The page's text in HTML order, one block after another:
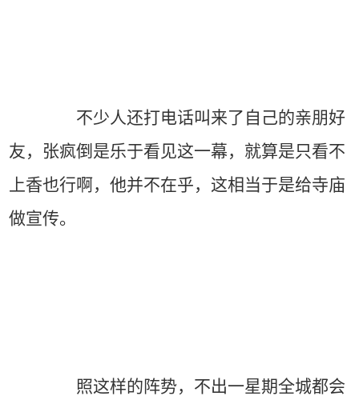
不少人还打电话叫来了自己的亲朋好
友，张疯倒是乐于看见这一幕，就算是只看不
上香也行啊，他并不在乎，这相当于是给寺庙
做宣传。
照这样的阵势，不出一星期全城都会